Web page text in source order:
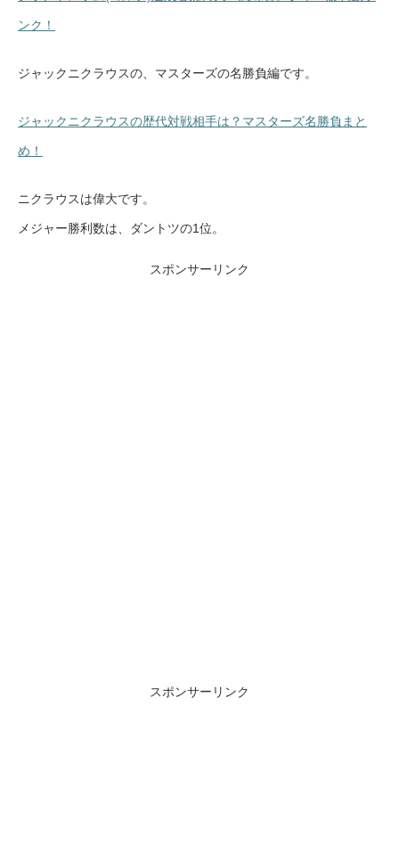
ンク！
ジャックニクラウスの、マスターズの名勝負編です。
ジャックニクラウスの歴代対戦相手は？マスターズ名勝負まと
め！
ニクラウスは偉大です。
メジャー勝利数は、ダントツの1位。
スポンサーリンク
スポンサーリンク